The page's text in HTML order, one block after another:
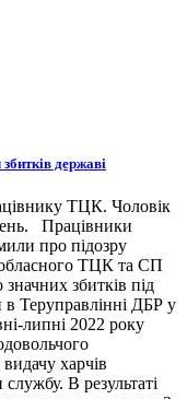
державі
ТЦК. Чоловік
Працівники
про підозру
обласного ТЦК та СП
збитків під
Теруправлінні ДБР у
липні 2022 року
харчів
В результаті